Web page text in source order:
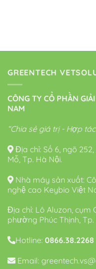
GREENTECH
CÔNG TY CỔ PHẦN
NAM
“Chia sẻ giá trị - Hợp
Địa chỉ: Số 6, ngõ
Mỗ, Tp. Hà Nội.
Nhà máy sản xuất:
nghệ cao Keybio Việt
Địa chỉ: Lô Aluzon, cụm
phường Phúc Thịnh, Tp.
Hotline: 0866.38.2268
Email: